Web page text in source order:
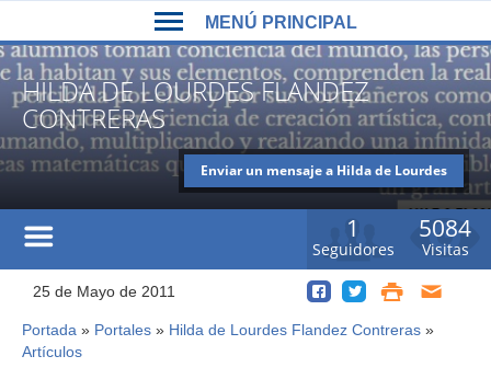
navigation
HILDA DE LOURDES FLANDEZ
CONTRERAS
Enviar un mensaje a Hilda de Lourdes
5084
Visitas
1
Seguidores
25 de Mayo de 2011
Usted
Portada » Portales » Hilda de Lourdes Flandez Contreras »
Artículos
top
MENÚ PRINCIPAL
MENÚ
PRINCIPAL